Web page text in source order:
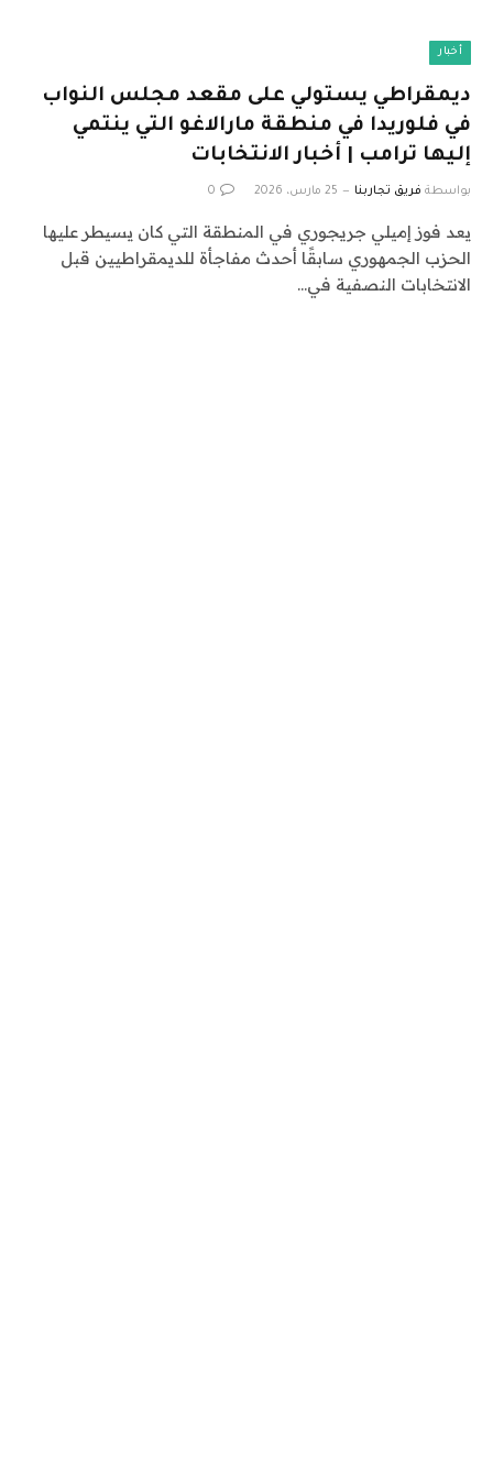
أخبار
ديمقراطي يستولي على مقعد مجلس النواب
في فلوريدا في منطقة مارالاغو التي ينتمي
إليها ترامب | أخبار الانتخابات
بواسطة فريق تجاربنا 25 مارس، 2026 0
يعد فوز إميلي جريجوري في المنطقة التي كان يسيطر عليها
الحزب الجمهوري سابقًا أحدث مفاجأة للديمقراطيين قبل
الانتخابات النصفية في…